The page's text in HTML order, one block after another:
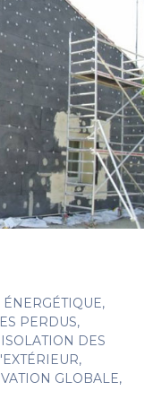
,
PERDUS,
ISOLATION DES
,
GLOBALE,